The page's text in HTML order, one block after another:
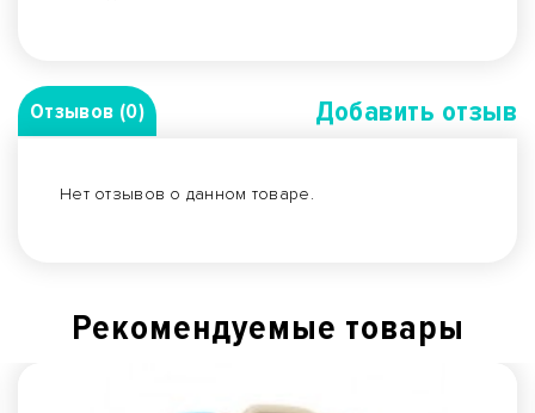
Отзывов (0) Добавить отзыв
Нет отзывов о данном товаре.
Рекомендуемые товары